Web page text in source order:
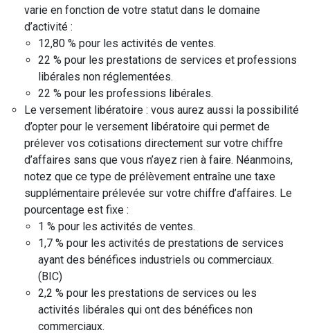
varie en fonction de votre statut dans le domaine
d’activité :
12,80 % pour les activités de ventes.
22 % pour les prestations de services et professions
libérales non réglementées.
22 % pour les professions libérales.
Le versement libératoire : vous aurez aussi la possibilité
d’opter pour le versement libératoire qui permet de
prélever vos cotisations directement sur votre chiffre
d’affaires sans que vous n’ayez rien à faire. Néanmoins,
notez que ce type de prélèvement entraîne une taxe
supplémentaire prélevée sur votre chiffre d’affaires. Le
pourcentage est fixe :
1 % pour les activités de ventes.
1,7 % pour les activités de prestations de services
ayant des bénéfices industriels ou commerciaux.
(BIC)
2,2 % pour les prestations de services ou les
activités libérales qui ont des bénéfices non
commerciaux.